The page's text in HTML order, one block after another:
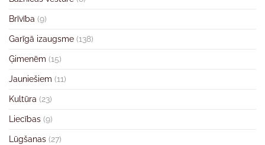
Brīvība (9)
Garīgā izaugsme (138)
Ģimenēm (15)
Jauniešiem (11)
Kultūra (23)
Liecības (9)
Lūgšanas (27)